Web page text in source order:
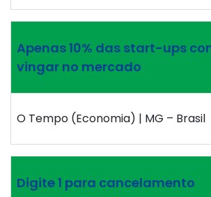
Apenas 10% das start-ups
vingar no mercado
O Tempo (Economia) | MG – Brasil
Digite 1 para cancelamento